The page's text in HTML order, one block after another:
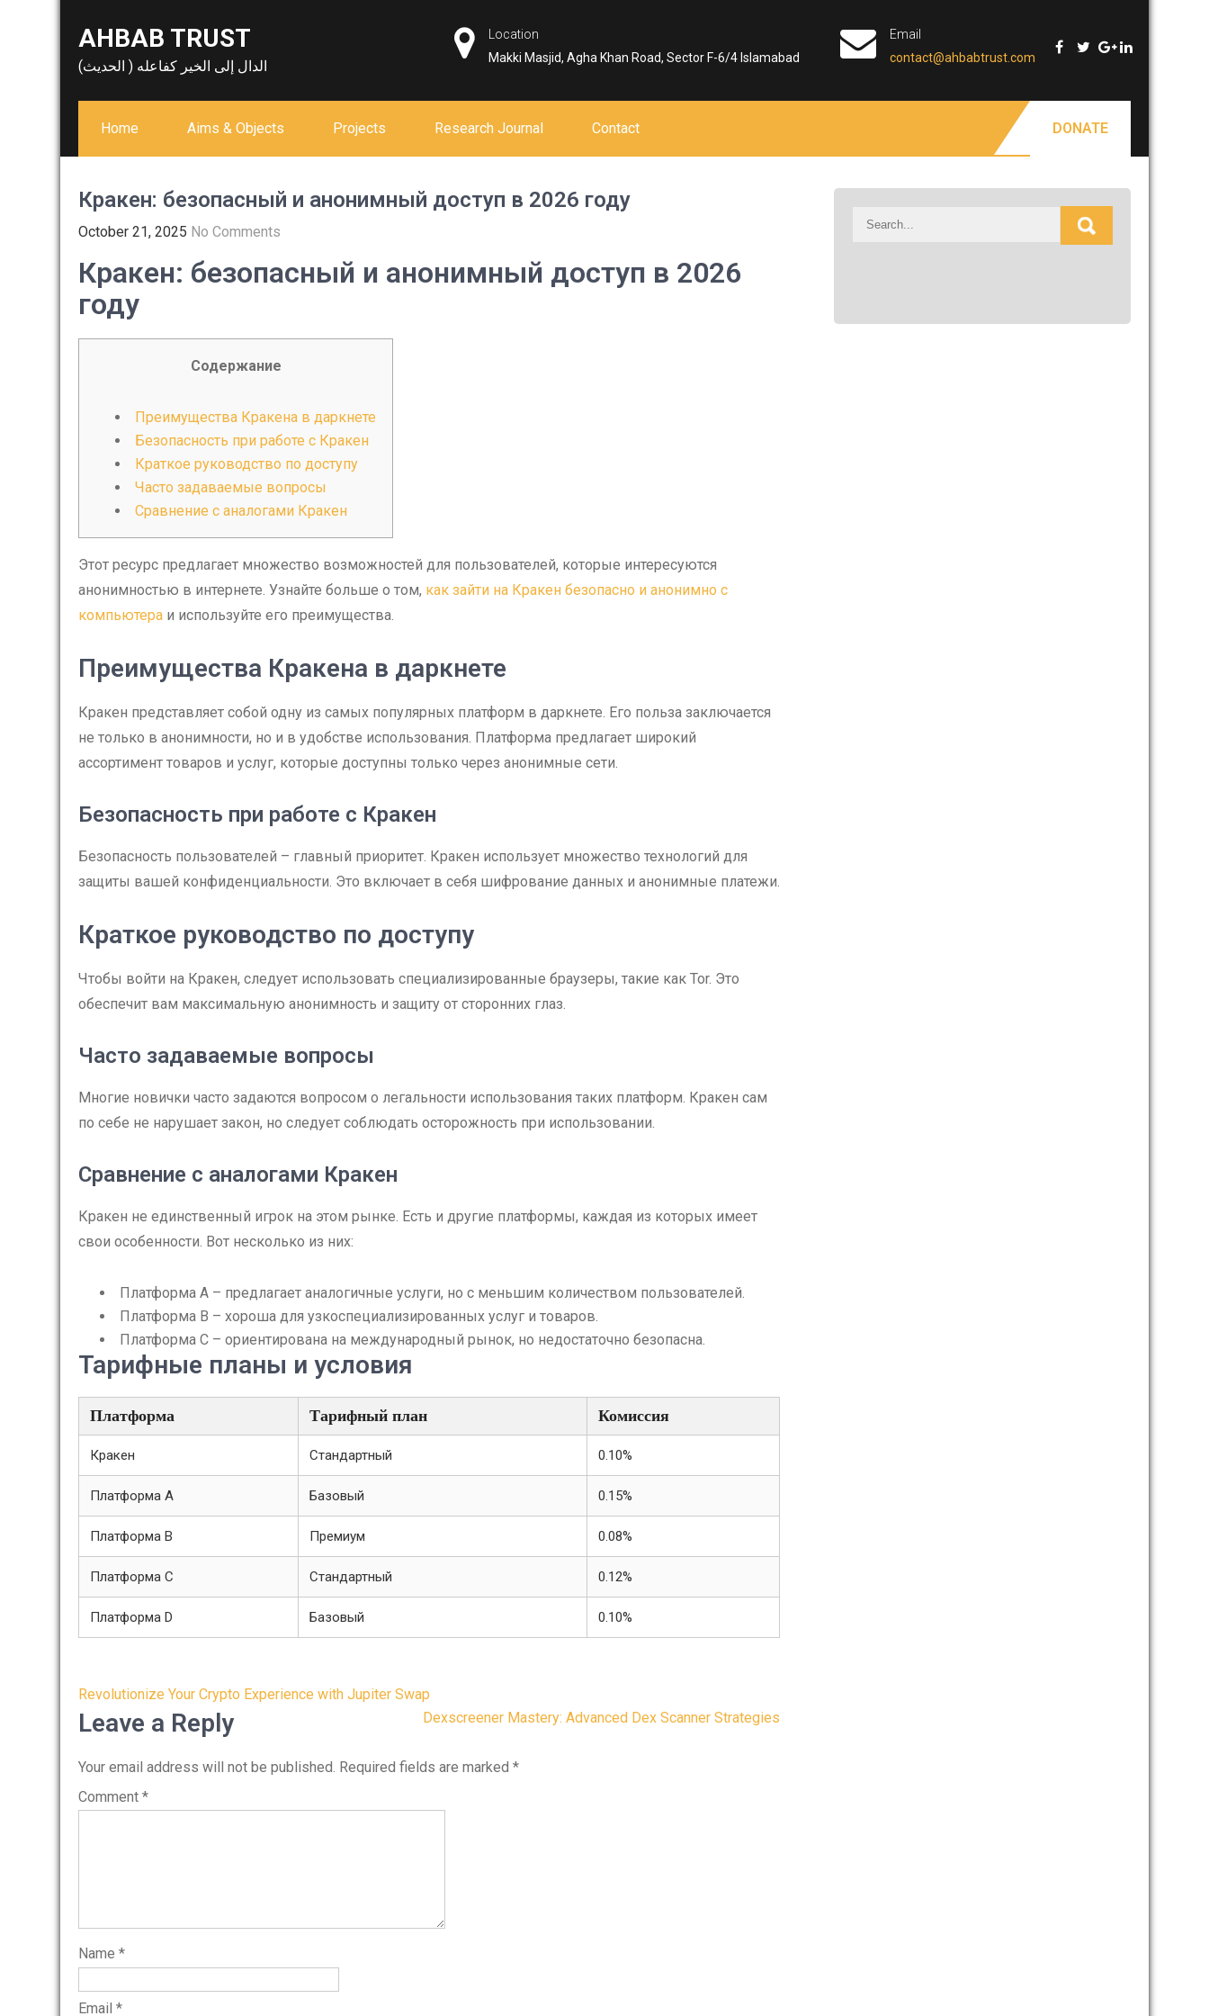
AHBAB TRUST
الدال إلى الخير كفاعله ( الحديث)
Location
Makki Masjid, Agha Khan Road, Sector F-6/4 Islamabad
Email
contact@ahbabtrust.com
Home Aims & Objects Projects Research Journal Contact DONATE
Кракен: безопасный и анонимный доступ в 2026 году
October 21, 2025 No Comments
Кракен: безопасный и анонимный доступ в 2026
году
Содержание
Преимущества Кракена в даркнете
Безопасность при работе с Кракен
Краткое руководство по доступу
Часто задаваемые вопросы
Сравнение с аналогами Кракен
Этот ресурс предлагает множество возможностей для пользователей, которые интересуются
анонимностью в интернете. Узнайте больше о том, как зайти на Кракен безопасно и анонимно с
компьютера и используйте его преимущества.
Преимущества Кракена в даркнете
Кракен представляет собой одну из самых популярных платформ в даркнете. Его польза заключается
не только в анонимности, но и в удобстве использования. Платформа предлагает широкий
ассортимент товаров и услуг, которые доступны только через анонимные сети.
Безопасность при работе с Кракен
Безопасность пользователей – главный приоритет. Кракен использует множество технологий для
защиты вашей конфиденциальности. Это включает в себя шифрование данных и анонимные платежи.
Краткое руководство по доступу
Чтобы войти на Кракен, следует использовать специализированные браузеры, такие как Tor. Это
обеспечит вам максимальную анонимность и защиту от сторонних глаз.
Часто задаваемые вопросы
Многие новички часто задаются вопросом о легальности использования таких платформ. Кракен сам
по себе не нарушает закон, но следует соблюдать осторожность при использовании.
Сравнение с аналогами Кракен
Кракен не единственный игрок на этом рынке. Есть и другие платформы, каждая из которых имеет
свои особенности. Вот несколько из них:
Платформа A – предлагает аналогичные услуги, но с меньшим количеством пользователей.
Платформа B – хороша для узкоспециализированных услуг и товаров.
Платформа C – ориентирована на международный рынок, но недостаточно безопасна.
Тарифные планы и условия
Платформа Тарифный план Комиссия
Кракен Стандартный 0.10%
Платформа A Базовый 0.15%
Платформа B Премиум 0.08%
Платформа C Стандартный 0.12%
Платформа D Базовый 0.10%
Post
navigation
Revolutionize Your Crypto Experience with Jupiter Swap
Dexscreener Mastery: Advanced Dex Scanner Strategies
Leave a Reply
Your email address will not be published. Required fields are marked *
Comment *
Name *
Email *